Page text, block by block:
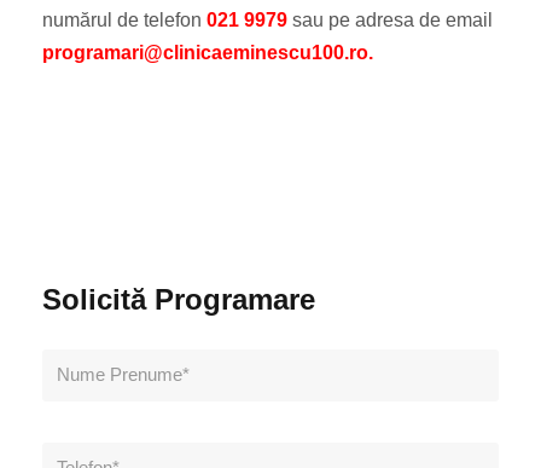
numărul de telefon 021 9979 sau pe adresa de email
programari@clinicaeminescu100.ro.
Solicită Programare